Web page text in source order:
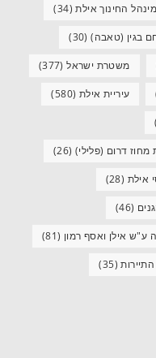
מינהל החינוך אילת(34)
בגין (טאבה)(30)
משטרת ישראל(377)
עיריית אילת (580)
מחוז דרום (פלילי) (26)
אילת (28)
(46)
אילן ואסף רמון (81)
(35)